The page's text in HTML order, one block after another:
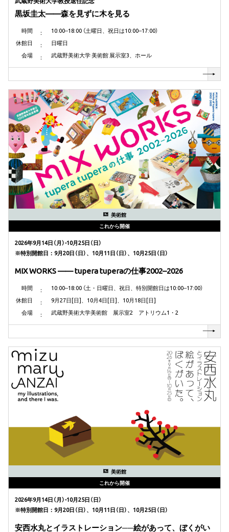
黒坂圭太——森を見ずに木を見る
時間
10:00‒18:00 （土曜日、祝日は10:00‒17:00）
休館日
日曜日
会場
武蔵野美術大学 美術館 展示室3、ホール
美術館
これから開催
2026年9月14日（月）-10月25日（日）
※特別開館日：9月20日（日）、10月11日（日）、10月25日（日）
MIX WORKS —— tupera tuperaの仕事2002–2026
時間
10:00‒18:00 （土・日曜日、祝日、特別開館日は10:00‒17:00）
休館日
9月27日[日]、 10月4日[日]、 10月18日[日]
会場
武蔵野美術大学美術館 展示室2 アトリウム1・2
美術館
これから開催
2026年9月14日（月）-10月25日（日）
※特別開館日：9月20日（日）、10月11日（日）、10月25日（日）
安西水丸とイラストレーション──絵があって、ぼくがい